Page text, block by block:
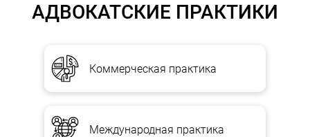
АДВОКАТСКИЕ ПРАКТИКИ
Коммерческая практика
Международная практика